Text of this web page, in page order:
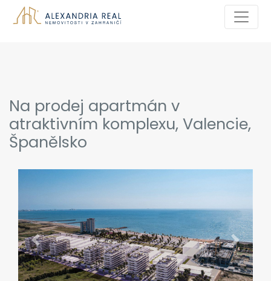
Na prodej apartmán v
atraktivním komplexu, Valencie,
Španělsko
Previous Next